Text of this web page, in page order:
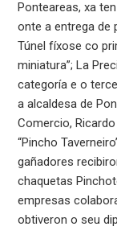
Ponteareas, xa
onte a entrega de
Túnel fíxose co
miniatura”; La
categoría e o
a alcaldesa de
Comercio,
“Pincho
gañadores
chaquetas
empresas
obtiveron o seu